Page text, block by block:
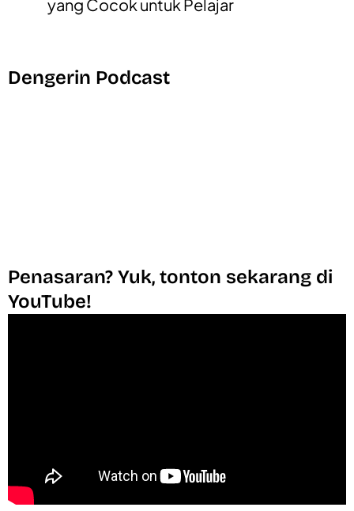
yang Cocok untuk Pelajar
Dengerin Podcast
Penasaran? Yuk, tonton sekarang di
YouTube!